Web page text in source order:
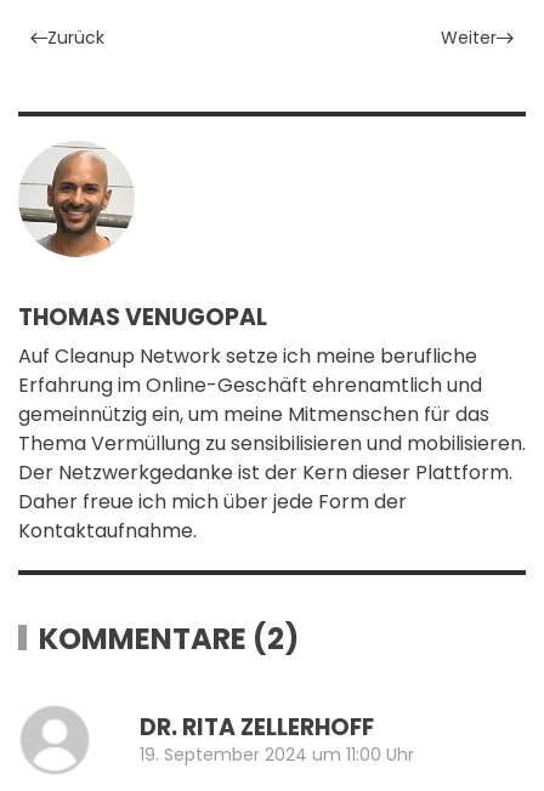
Zurück Weiter
THOMAS VENUGOPAL
Auf Cleanup Network setze ich meine berufliche
Erfahrung im Online-Geschäft ehrenamtlich und
gemeinnützig ein, um meine Mitmenschen für das
Thema Vermüllung zu sensibilisieren und mobilisieren.
Der Netzwerkgedanke ist der Kern dieser Plattform.
Daher freue ich mich über jede Form der
Kontaktaufnahme.
KOMMENTARE (2)
DR. RITA ZELLERHOFF
19. September 2024 um 11:00 Uhr